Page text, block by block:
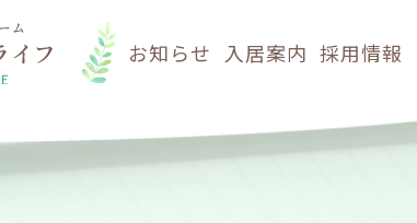
お知らせ 入居案内 採用情報